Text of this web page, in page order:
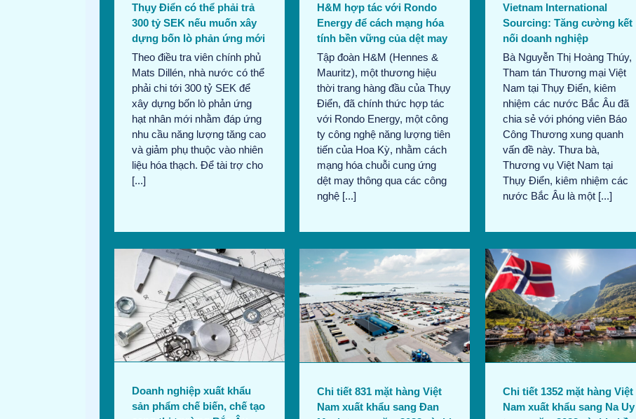
Thụy Điển có thể phải trả
300 tỷ SEK nếu muốn xây
dựng bốn lò phản ứng mới
Theo điều tra viên chính phủ
Mats Dillén, nhà nước có thể
phải chi tới 300 tỷ SEK để
xây dựng bốn lò phản ứng
hạt nhân mới nhằm đáp ứng
nhu cầu năng lượng tăng cao
và giảm phụ thuộc vào nhiên
liệu hóa thạch. Để tài trợ cho
[...]
H&M hợp tác với Rondo
Energy để cách mạng hóa
tính bền vững của dệt may
Tập đoàn H&M (Hennes &
Mauritz), một thương hiệu
thời trang hàng đầu của Thụy
Điển, đã chính thức hợp tác
với Rondo Energy, một công
ty công nghệ năng lượng tiên
tiến của Hoa Kỳ, nhằm cách
mạng hóa chuỗi cung ứng
dệt may thông qua các công
nghệ [...]
Vietnam International
Sourcing: Tăng cường kết
nối doanh nghiệp
Bà Nguyễn Thị Hoàng Thúy,
Tham tán Thương mại Việt
Nam tại Thụy Điển, kiêm
nhiệm các nước Bắc Âu đã
chia sẻ với phóng viên Báo
Công Thương xung quanh
vấn đề này. Thưa bà,
Thương vụ Việt Nam tại
Thụy Điển, kiêm nhiệm các
nước Bắc Âu là một [...]
Doanh nghiệp xuất khẩu
sản phẩm chế biến, chế tạo
Chi tiết 831 mặt hàng Việt
Nam xuất khẩu sang Đan
Mạch trong năm 2023 và thị
phần
Bản tin tháng 8/2024
Tin
thương mại
Chi tiết 831 mặt hàng Việt
Nam xuất khẩu sang Đan
Chi tiết 1352 mặt hàng Việt
Nam xuất khẩu sang Na Uy
trong năm 2023 và thị phần
Bản tin tháng 8/2024 Tin
thương mại
Chi tiết 1352 mặt hàng Việt
Nam xuất khẩu sang Na Uy